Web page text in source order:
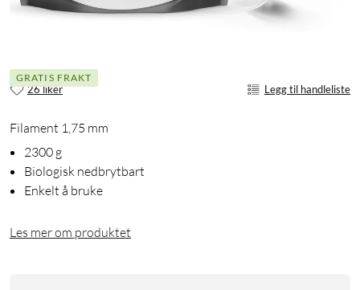
GRATIS FRAKT
26 liker Legg til handleliste
Filament 1,75 mm
2300 g
Biologisk nedbrytbart
Enkelt å bruke
Les mer om produktet